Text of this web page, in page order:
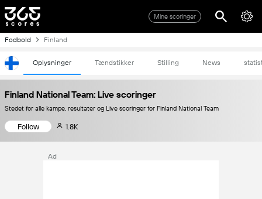
Mine scoringer
Fodbold Finland
Oplysninger Tændstikker Stilling News
Finland National Team: Live scoringer
Stedet for alle kampe, resultater og Live scoringer for Finland National Team
Follow 1.8K
Ad